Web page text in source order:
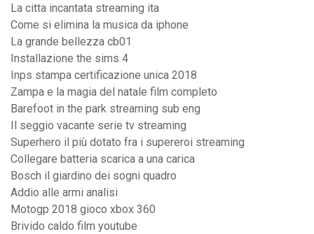
La citta incantata streaming ita
Come si elimina la musica da iphone
La grande bellezza cb01
Installazione the sims 4
Inps stampa certificazione unica 2018
Zampa e la magia del natale film completo
Barefoot in the park streaming sub eng
Il seggio vacante serie tv streaming
Superhero il più dotato fra i supereroi streaming
Collegare batteria scarica a una carica
Bosch il giardino dei sogni quadro
Addio alle armi analisi
Motogp 2018 gioco xbox 360
Brivido caldo film youtube